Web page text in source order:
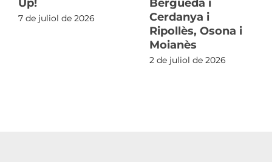
Up!
7 de juliol de 2026
Berguedà i
Cerdanya i
Ripollès, Osona i
Moianès
2 de juliol de 2026